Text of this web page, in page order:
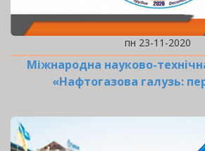
пн 23-11-2020
Міжнародна науково-
«Нафтогазова галузь: